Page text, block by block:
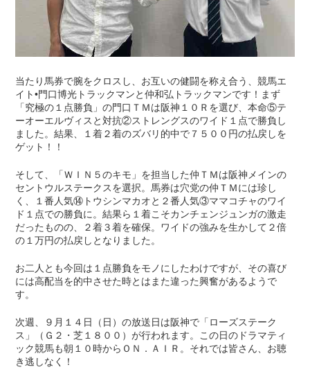
当たり馬券で腕をクロスし、お互いの健闘を称え合う、競馬エ
イト•門口博光トラックマンと仲和弘トラックマンです！まず
「究極の１点勝負」の門口ＴＭは阪神１０Ｒを選び、本命⑤テ
ーオーエルヴィスと対抗②ストレングスのワイド１点で勝負し
ました。結果、１着２着のズバリ的中で７５００円の払戻しを
ゲット！！
そして、「ＷＩＮ５のキモ」を担当した仲ＴＭは阪神メインの
セントウルステークスを選択。馬券は穴党の仲ＴＭには珍し
く、１番人気⑭トウシンマカオと２番人気③ママコチャのワイ
ド１点での勝負に。結果ら１着こそカンチェンジュンガの激走
だったものの、２着３着を確保。ワイドの強みを生かして２倍
の１万円の払戻しとなりました。
お二人とも今回は１点勝負をモノにしたわけですが、その喜び
には高配当を的中させた時とはまた違った興奮があるようで
す。
次週、９月１４日（日）の放送日は阪神で「ローズステーク
ス」（Ｇ２・芝１８００）が行われます。この日のドラマティ
ック競馬も朝１０時からＯＮ．ＡＩＲ。それでは皆さん、お聴
き逃しなく！